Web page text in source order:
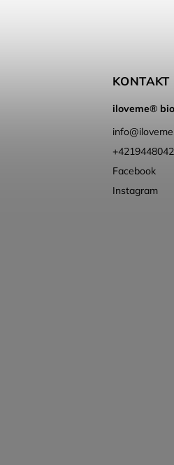
KONTAKT
iloveme®
info@
Facebook
Instagram